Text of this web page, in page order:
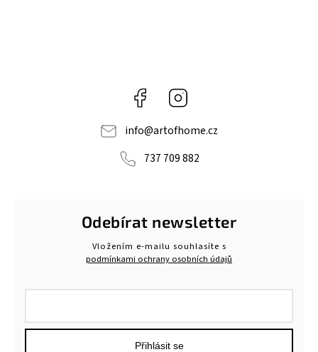
Facebook
info@artofhome.cz
737 709 882
Odebírat newsletter
Vložením e-mailu souhlasíte s
podmínkami ochrany osobních údajů
Přihlásit se